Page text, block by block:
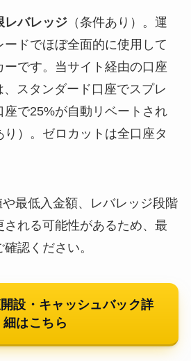
レバレッジ（条件あり）。運
ドでほぼ全面的に使用して
ーです。当サイト経由の口座
スタンダード口座でスプレ
座で25%が自動リベートされ
り）。ゼロカットは全口座タ
最低入金額、レバレッジ段階
れる可能性があるため、最
認ください。
設・キャッシュバック詳
細はこちら